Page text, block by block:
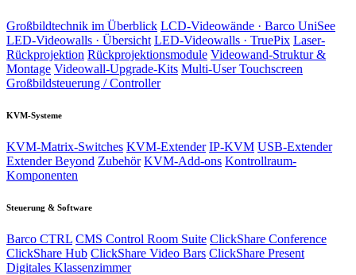
Großbildtechnik im Überblick LCD-Videowände · Barco UniSee
LED-Videowalls · Übersicht LED-Videowalls · TruePix Laser-
Rückprojektion Rückprojektionsmodule Videowand-Struktur &
Montage Videowall-Upgrade-Kits Multi-User Touchscreen
Großbildsteuerung / Controller
KVM-Systeme
KVM-Matrix-Switches KVM-Extender IP-KVM USB-Extender
Extender Beyond Zubehör KVM-Add-ons Kontrollraum-
Komponenten
Steuerung & Software
Barco CTRL CMS Control Room Suite ClickShare Conference
ClickShare Hub ClickShare Video Bars ClickShare Present
Digitales Klassenzimmer